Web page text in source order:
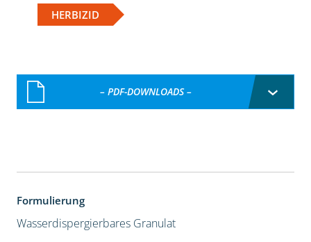
HERBIZID
– PDF-DOWNLOADS –
Formulierung
Wasserdispergierbares Granulat